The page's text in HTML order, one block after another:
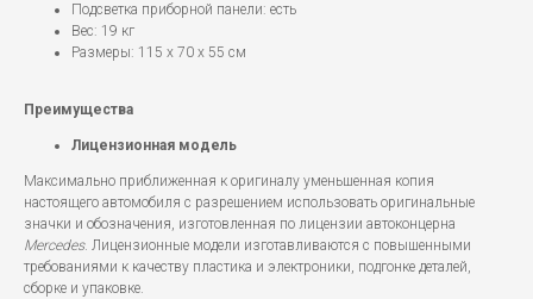
Подсветка приборной панели: есть
Вес: 19 кг
Размеры: 115 х 70 х 55 см
Преимущества
Лицензионная модель
Максимально приближенная к оригиналу уменьшенная копия
настоящего автомобиля с разрешением использовать оригинальные
значки и обозначения, изготовленная по лицензии автоконцерна
Mercedes. Лицензионные модели изготавливаются с повышенными
требованиями к качеству пластика и электроники, подгонке деталей,
сборке и упаковке.